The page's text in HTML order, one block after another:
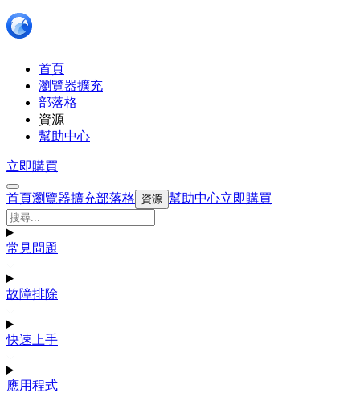
首頁
瀏覽器擴充
部落格
資源
幫助中心
立即購買
首頁瀏覽器擴充部落格 資源 幫助中心立即購買
常見問題
故障排除
快速上手
應用程式